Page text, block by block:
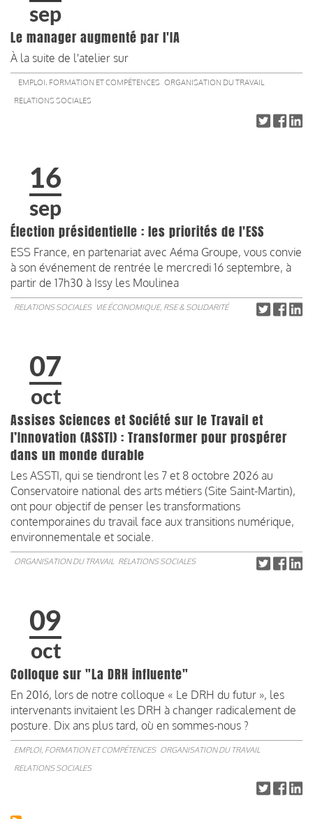
sep
Le manager augmenté par l'IA
À la suite de l'atelier sur
EMPLOI, FORMATION ET COMPÉTENCES ORGANISATION DU TRAVAIL
RELATIONS SOCIALES
16
sep
Élection présidentielle : les priorités de l'ESS
ESS France, en partenariat avec Aéma Groupe, vous convie
à son événement de rentrée le mercredi 16 septembre, à
partir de 17h30 à Issy les Moulinea
RELATIONS SOCIALES VIE ÉCONOMIQUE, RSE & SOLIDARITÉ
07
oct
Assises Sciences et Société sur le Travail et
l’Innovation (ASSTI) : Transformer pour prospérer
dans un monde durable
Les ASSTI, qui se tiendront les 7 et 8 octobre 2026 au
Conservatoire national des arts métiers (Site Saint-Martin),
ont pour objectif de penser les transformations
contemporaines du travail face aux transitions numérique,
environnementale et sociale.
ORGANISATION DU TRAVAIL RELATIONS SOCIALES
09
oct
Colloque sur "La DRH influente"
En 2016, lors de notre colloque « Le DRH du futur », les
intervenants invitaient les DRH à changer radicalement de
posture. Dix ans plus tard, où en sommes-nous ?
EMPLOI, FORMATION ET COMPÉTENCES ORGANISATION DU TRAVAIL
RELATIONS SOCIALES